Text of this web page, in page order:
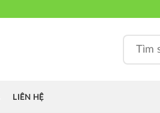
for:
LIÊN HỆ